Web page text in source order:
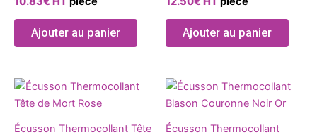
Ajouter au panier
options
sur
page
Ajouter au panier
Écusson Thermocollant Tête
Ce
produit
Écusson Thermocollant